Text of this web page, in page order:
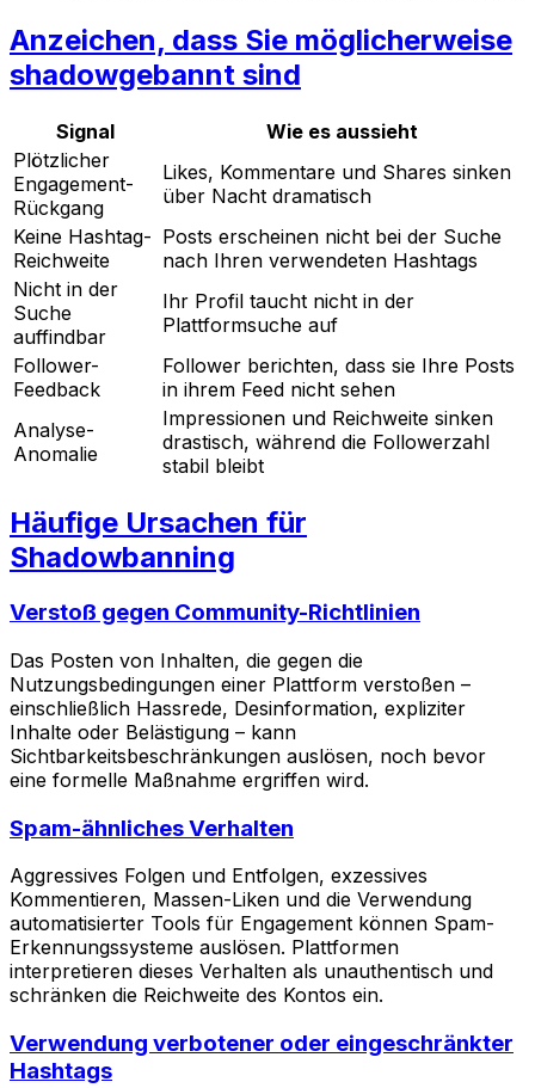
Anzeichen, dass Sie möglicherweise
shadowgebannt sind
Signal
Wie es aussieht
Plötzlicher
Engagement-
Rückgang
Likes, Kommentare und Shares sinken
über Nacht dramatisch
Keine Hashtag-
Reichweite
Posts erscheinen nicht bei der Suche
nach Ihren verwendeten Hashtags
Nicht in der
Suche
auffindbar
Ihr Profil taucht nicht in der
Plattformsuche auf
Follower-
Feedback
Follower berichten, dass sie Ihre Posts
in ihrem Feed nicht sehen
Analyse-
Anomalie
Impressionen und Reichweite sinken
drastisch, während die Followerzahl
stabil bleibt
Häufige Ursachen für
Shadowbanning
Verstoß gegen Community-Richtlinien
Das Posten von Inhalten, die gegen die
Nutzungsbedingungen einer Plattform verstoßen –
einschließlich Hassrede, Desinformation, expliziter
Inhalte oder Belästigung – kann
Sichtbarkeitsbeschränkungen auslösen, noch bevor
eine formelle Maßnahme ergriffen wird.
Spam-ähnliches Verhalten
Aggressives Folgen und Entfolgen, exzessives
Kommentieren, Massen-Liken und die Verwendung
automatisierter Tools für Engagement können Spam-
Erkennungssysteme auslösen. Plattformen
interpretieren dieses Verhalten als unauthentisch und
schränken die Reichweite des Kontos ein.
Verwendung verbotener oder eingeschränkter
Hashtags